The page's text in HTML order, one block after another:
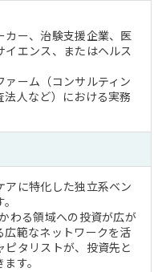
カー、治験支援企業、医
エンス、またはヘルス
ァーム（コンサルティン
人など）における実務
に特化した独立系ベン
わる領域への投資が広が
広範なネットワークを活
タリストが、投資先と
す。